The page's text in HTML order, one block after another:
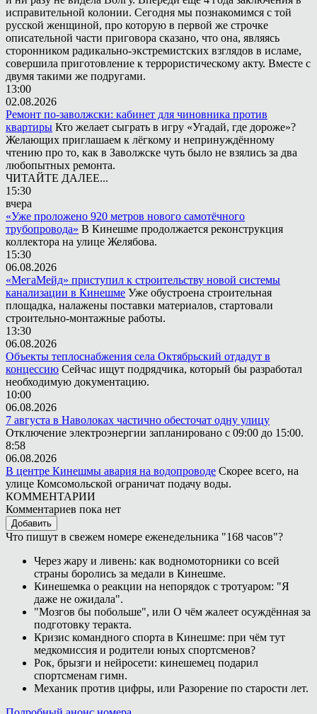
исправительной колонии. Сегодня мы познакомимся с той
русской женщиной, про которую в первой же строчке
описательной части приговора сказано, что она, являясь
сторонником радикально-экстремистских взглядов в исламе,
совершила приготовление к террористическому акту. Вместе с
двумя такими же подругами.
13:00
02.08.2026
Ремонт по-заволжски: кабинет для чиновника против
квартиры Кто желает сыграть в игру «Угадай, где дороже»?
Желающих приглашаем к лёгкому и непринуждённому
чтению про то, как в Заволжске чуть было не взялись за два
любопытных ремонта.
ЧИТАЙТЕ ДАЛЕЕ...
15:30
вчера
«Уже проложено 920 метров нового самотёчного
трубопровода» В Кинешме продолжается реконструкция
коллектора на улице Желябова.
15:30
06.08.2026
«МегаМейд» приступил к строительству новой системы
канализации в Кинешме Уже обустроена строительная
площадка, налажены поставки материалов, стартовали
строительно-монтажные работы.
13:30
06.08.2026
Объекты теплоснабжения села Октябрьский отдадут в
концессию Сейчас ищут подрядчика, который бы разработал
необходимую документацию.
10:00
06.08.2026
7 августа в Наволоках частично обесточат одну улицу
Отключение электроэнергии запланировано с 09:00 до 15:00.
8:58
06.08.2026
В центре Кинешмы авария на водопроводе Скорее всего, на
улице Комсомольской ограничат подачу воды.
КОММЕНТАРИИ
Комментариев пока нет
Добавить
Что пишут в свежем номере еженедельника "168 часов"?
Через жару и ливень: как водномоторники со всей
страны боролись за медали в Кинешме.
Кинешемка о реакции на непорядок с тротуаром: "Я
даже не ожидала".
"Мозгов бы побольше", или О чём жалеет осуждённая за
подготовку теракта.
Кризис командного спорта в Кинешме: при чём тут
медкомиссия и родители юных спортсменов?
Рок, брызги и нейросети: кинешемец подарил
спортсменам гимн.
Механик против цифры, или Разорение по старости лет.